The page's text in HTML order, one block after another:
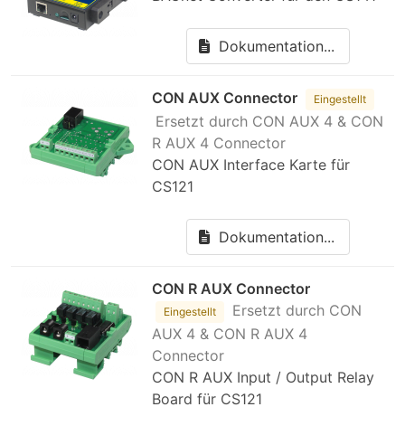
Dokumentation...
CON AUX Connector Eingestellt
Ersetzt durch CON AUX 4 & CON
R AUX 4 Connector
CON AUX Interface Karte für
CS121
Dokumentation...
CON R AUX Connector
Eingestellt
Ersetzt durch CON
AUX 4 & CON R AUX 4
Connector
CON R AUX Input / Output Relay
Board für CS121